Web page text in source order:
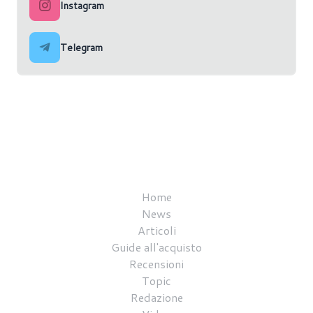
Instagram
Telegram
Home
News
Articoli
Guide all'acquisto
Recensioni
Topic
Redazione